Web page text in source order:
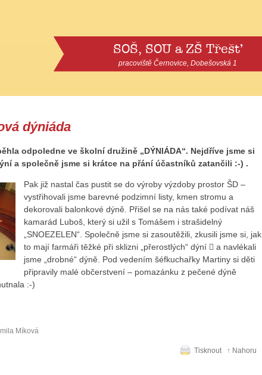
SOŠ, SOU a ZŠ Třešť
pracoviště Černovice, Dobešovská 1
dýniáda
odpoledne ve školní družině „DÝNIÁDA“. Nejdříve jsme si
a společně jsme si krátce na přání účastníků zatančili :-) .
Pak již nastal čas pustit se do výroby výzdoby prostor ŠD –
vystřihovali jsme barevné podzimní listy, kmen stromu a
dekorovali balonkové dýně. Přišel se na nás také podívat náš
kamarád Luboš, který si užil s Tomášem i strašidelný
„SNOEZELEN“. Společně jsme si zasoutěžili, zkusili jsme si, jak
to mají farmáři těžké při sklizni „přerostlých“ dýní  a navlékali
jsme „drobné“ dýně. Pod vedením šéfkuchařky Martiny si děti
připravily malé občerstvení – pomazánku z pečené dýně
:-)
Míková
Tisknout ↑ Nahoru